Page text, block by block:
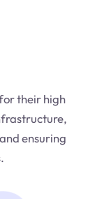
their high
ensuring